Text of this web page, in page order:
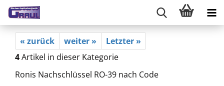
« zurück weiter »
Letzter »
4Artikel in dieser Kategorie
Ronis Nachschlüssel RO-39 nach Code